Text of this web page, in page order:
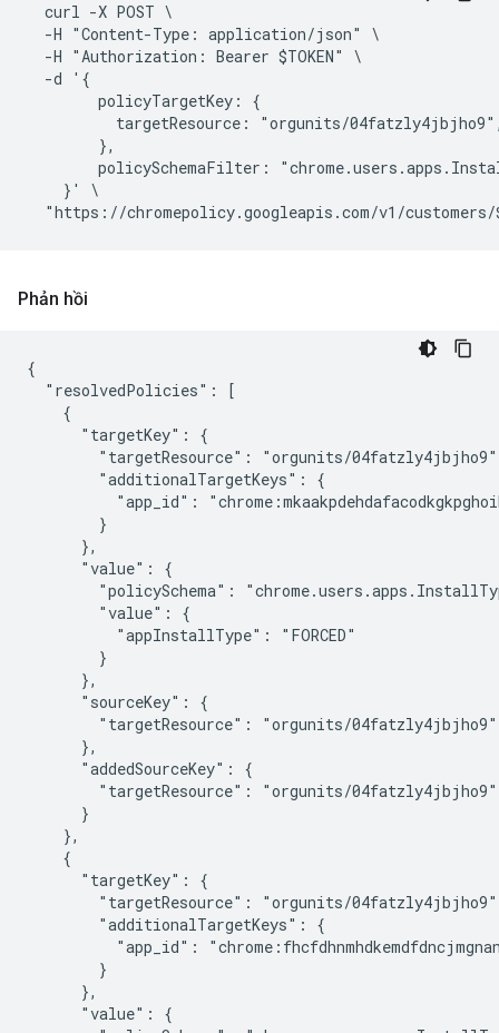
  curl -X POST \
  -H "Content-Type: application/json" \
  -H "Authorization: Bearer $TOKEN" \
  -d '{
        policyTargetKey: {
targetResource: "orgunits/
        },
policySchemaFilter:
    }' \
Phản hồi
{
  "resolvedPolicies": [
    {
      "targetKey": {
"targetResource": "orgunits/
        "additionalTargetKeys": {
"app_id":
        }
      },
      "value": {
"policySchema":
        "value": {
          "appInstallType": "FORCED"
        }
      },
      "sourceKey": {
        "targetResource": "orgunits/04fatzly4jbjho9"
      },
      "addedSourceKey": {
        "targetResource": "orgunits/04fatzly4jbjho9"
      }
    },
    {
      "targetKey": {
"targetResource": "orgunits/
        "additionalTargetKeys": {
"app_id":
        }
      },
      "value": {